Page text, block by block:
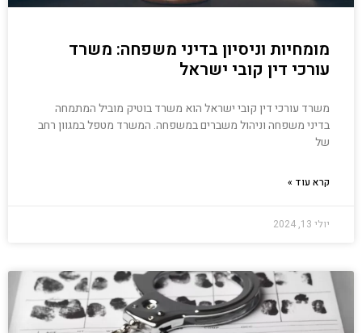
מומחיות וניסיון בדיני משפחה: משרד
עורכי דין קובי ישראל
משרד עורכי דין קובי ישראל הוא משרד בוטיק מוביל המתמחה
בדיני משפחה וניהול משברים במשפחה. המשרד מטפל במגוון רחב
של
קרא עוד »
יולי 13, 2024